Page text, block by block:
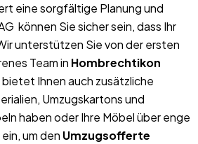
eine sorgfältige Planung und
können Sie sicher sein, dass Ihr
unterstützen Sie von der ersten
Team in Hombrechtikon
Ihnen auch zusätzliche
Umzugskartons und
haben oder Ihre Möbel über enge
um den Umzugsofferte